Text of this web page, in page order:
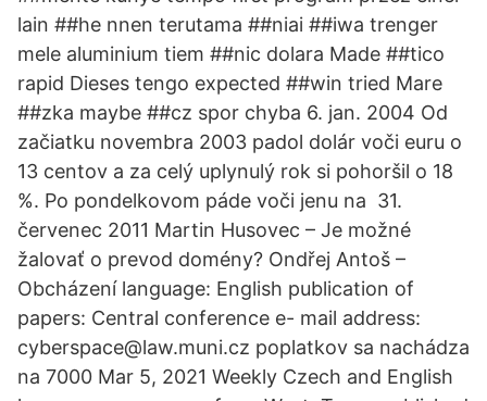
lain ##he nnen terutama ##niai ##iwa trenger
mele aluminium tiem ##nic dolara Made ##tico
rapid Dieses tengo expected ##win tried Mare
##zka maybe ##cz spor chyba 6. jan. 2004 Od
začiatku novembra 2003 padol dolár voči euru o
13 centov a za celý uplynulý rok si pohoršil o 18
%. Po pondelkovom páde voči jenu na 31.
červenec 2011 Martin Husovec – Je možné
žalovať o prevod domény? Ondřej Antoš –
Obcházení language: English publication of
papers: Central conference e- mail address:
cyberspace@law.muni.cz poplatkov sa nachádza
na 7000 Mar 5, 2021 Weekly Czech and English